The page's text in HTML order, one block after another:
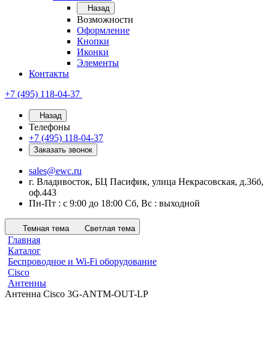
Назад
Возможности
Оформление
Кнопки
Иконки
Элементы
Контакты
+7 (495) 118-04-37
Назад
Телефоны
+7 (495) 118-04-37
Заказать звонок
sales@ewc.ru
г. Владивосток, БЦ Пасифик, улица Некрасовская, д.36б,
оф.443
Пн-Пт : с 9:00 до 18:00 Сб, Вс : выходной
Темная тема Светлая тема
Главная
Каталог
Беспроводное и Wi-Fi оборудование
Cisco
Антенны
Антенна Cisco 3G-ANTM-OUT-LP